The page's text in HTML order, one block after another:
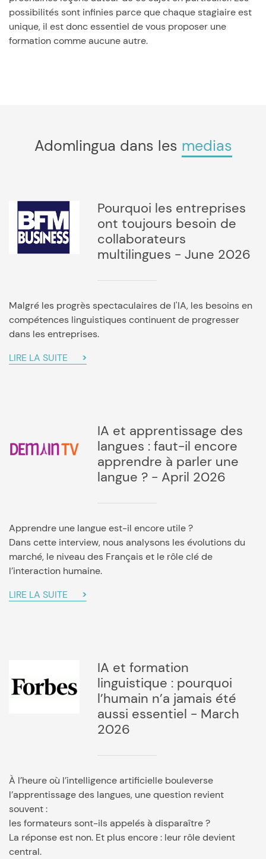
possibilités sont infinies parce que chaque stagiaire est
unique, il est donc essentiel de vous proposer une
formation comme aucune autre.
Adomlingua dans les medias
Pourquoi les entreprises
ont toujours besoin de
collaborateurs
multilingues - June 2026
Malgré les progrès spectaculaires de l'IA, les besoins en
compétences linguistiques continuent de progresser
dans les entreprises.
LIRE LA SUITE
IA et apprentissage des
langues : faut-il encore
apprendre à parler une
langue ? - April 2026
Apprendre une langue est-il encore utile ?
Dans cette interview, nous analysons les évolutions du
marché, le niveau des Français et le rôle clé de
l’interaction humaine.
LIRE LA SUITE
IA et formation
linguistique : pourquoi
l’humain n’a jamais été
aussi essentiel - March
2026
À l’heure où l’intelligence artificielle bouleverse
l’apprentissage des langues, une question revient
souvent :
les formateurs sont-ils appelés à disparaître ?
La réponse est non. Et plus encore : leur rôle devient
central.